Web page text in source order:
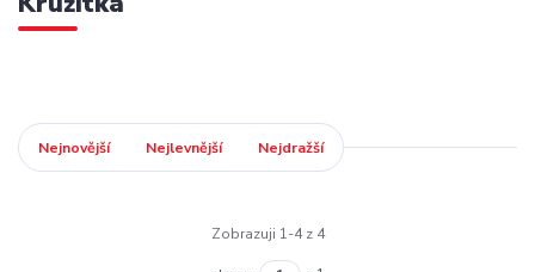
Nejnovější Nejlevnější Nejdražší
Zobrazuji 1-4 z 4